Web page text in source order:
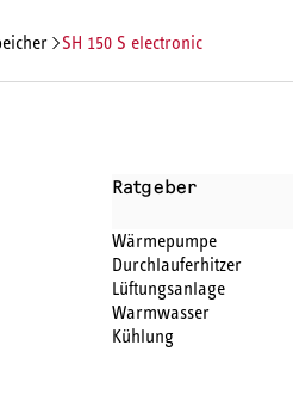
DATENDOKUMENTEZUBEHÖR
SH 150 S electronic
Ratgeber
Wärmepumpe
Durchlauferhitzer
Lüftungsanlage
Warmwasser
Kühlung